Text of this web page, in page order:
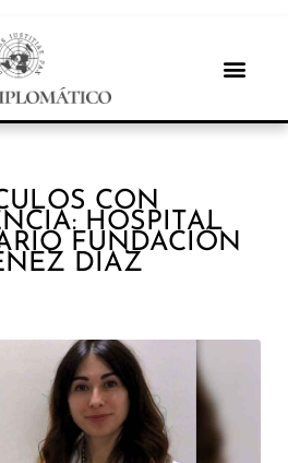
CON
HOSPITAL
FUNDACIÓN
DÍAZ